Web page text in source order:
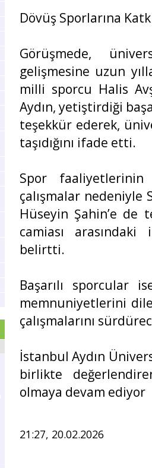
Dövüş Sporlarına
Görüşmede,
gelişmesine uzun
milli sporcu Halis
Aydın, yetiştirdiği
teşekkür ederek,
taşıdığını ifade etti.
Spor faaliyetlerinin
çalışmalar nedeniyle
Hüseyin Şahin’e de
camiası
belirtti.
Başarılı sporcular
memnuniyetlerini
çalışmalarını
İstanbul Aydın
birlikte
olmaya devam ediyor
21:27, 20.02.2026